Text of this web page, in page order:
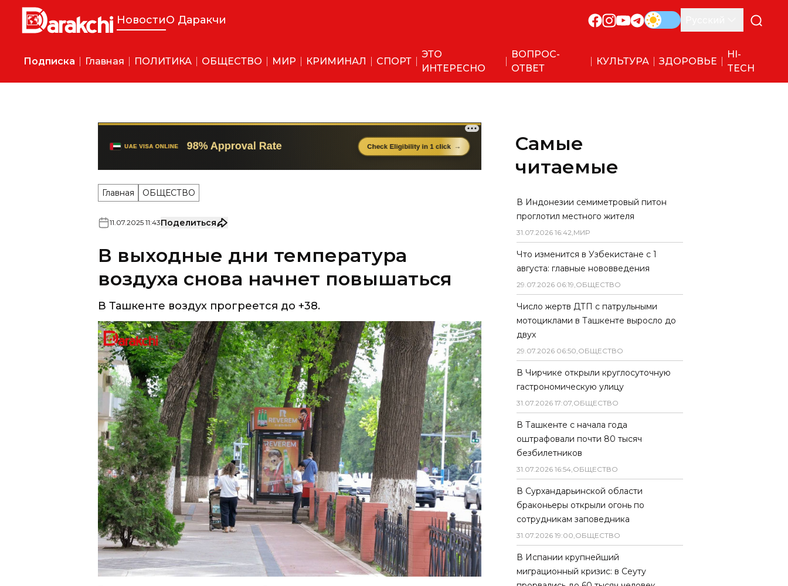
НовостиО Даракчи
Подписка Главная ПОЛИТИКА ОБЩЕСТВО МИР КРИМИНАЛ СПОРТ
ЭТО
ИНТЕРЕСНО
ВОПРОС-
ОТВЕТ
КУЛЬТУРА ЗДОРОВЬЕ
HI-
TECH
Главная ОБЩЕСТВО
В выходные дни температура
воздуха снова начнет повышаться
В Ташкенте воздух прогреется до +38.
В выходные дни температура будет медленно повышаться и по
большинству областей в дневные часы составит 35-38о .
Преобладающая температура ночью 18-23 .
Самые
читаемые
В Индонезии семиметровый питон
проглотил местного жителя
31.07.2026 16:42,МИР
Что изменится в Узбекистане с 1
августа: главные нововведения
29.07.2026 06:19,ОБЩЕСТВО
Число жертв ДТП с патрульными
мотоциклами в Ташкенте выросло до
двух
29.07.2026 06:50,ОБЩЕСТВО
В Чирчике открыли круглосуточную
гастрономическую улицу
31.07.2026 17:07,ОБЩЕСТВО
В Ташкенте с начала года
оштрафовали почти 80 тысяч
безбилетников
31.07.2026 16:54,ОБЩЕСТВО
В Сурхандарьинской области
браконьеры открыли огонь по
сотрудникам заповедника
31.07.2026 19:00,ОБЩЕСТВО
В Испании крупнейший
миграционный кризис: в Сеуту